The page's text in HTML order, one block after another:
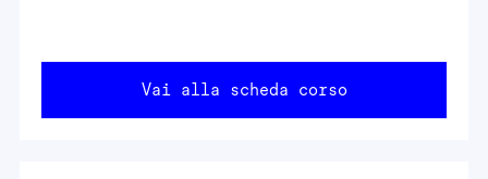
Vai alla scheda corso